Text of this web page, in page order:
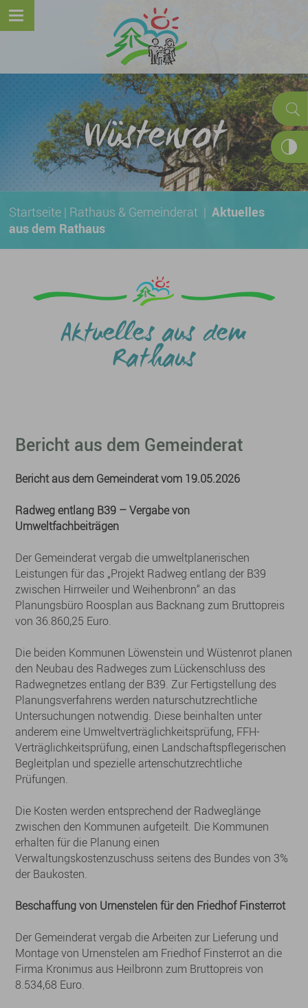
Wüstenrot
Startseite | Rathaus & Gemeinderat |Aktuelles
aus dem Rathaus
Aktuelles aus dem
Rathaus
Bericht aus dem Gemeinderat
Bericht aus dem Gemeinderat vom 19.05.2026
Radweg entlang B39 – Vergabe von
Umweltfachbeiträgen
Der Gemeinderat vergab die umweltplanerischen
Leistungen für das „Projekt Radweg entlang der B39
zwischen Hirrweiler und Weihenbronn“ an das
Planungsbüro Roosplan aus Backnang zum Bruttopreis
von 36.860,25 Euro.
Die beiden Kommunen Löwenstein und Wüstenrot planen
den Neubau des Radweges zum Lückenschluss des
Radwegnetzes entlang der B39. Zur Fertigstellung des
Planungsverfahrens werden naturschutzrechtliche
Untersuchungen notwendig. Diese beinhalten unter
anderem eine Umweltverträglichkeitsprüfung, FFH-
Verträglichkeitsprüfung, einen Landschaftspflegerischen
Begleitplan und spezielle artenschutzrechtliche
Prüfungen.
Die Kosten werden entsprechend der Radweglänge
zwischen den Kommunen aufgeteilt. Die Kommunen
erhalten für die Planung einen
Verwaltungskostenzuschuss seitens des Bundes von 3%
der Baukosten.
Beschaffung von Urnenstelen für den Friedhof Finsterrot
Der Gemeinderat vergab die Arbeiten zur Lieferung und
Montage von Urnenstelen am Friedhof Finsterrot an die
Firma Kronimus aus Heilbronn zum Bruttopreis von
8.534,68 Euro.